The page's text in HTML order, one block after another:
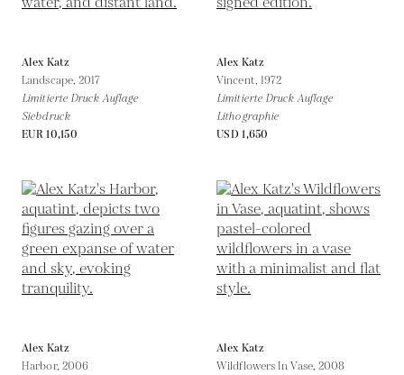
Alex Katz
Landscape,2017
Limitierte Druck Auflage
Siebdruck
EUR 10,150
Alex Katz
Vincent, 1972
Limitierte Druck Auflage
Lithographie
USD 1,650
Alex Katz
Harbor, 2006
Alex Katz
Wildflowers In Vase,2008